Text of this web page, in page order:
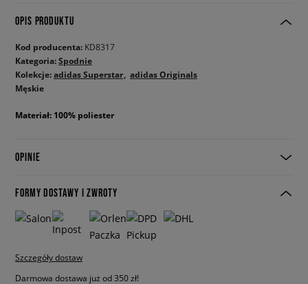
OPIS PRODUKTU
Kod producenta: KD8317
Kategoria:Spodnie
Kolekcje:adidas Superstar adidas Originals
Męskie
Materiał: 100% poliester
OPINIE
FORMY DOSTAWY I ZWROTY
Szczegóły dostaw
Darmowa dostawa już od 350 zł!